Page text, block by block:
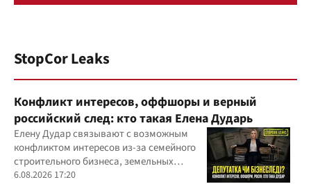
StopCor Leaks
Конфликт интересов, оффшоры и верный
российский след: кто такая Елена Дударь
Елену Дудар связывают с возможным
конфликтом интересов из-за семейного
строительного бизнеса, земельных
скандалов, судебных дел
6.08.2026 17:20